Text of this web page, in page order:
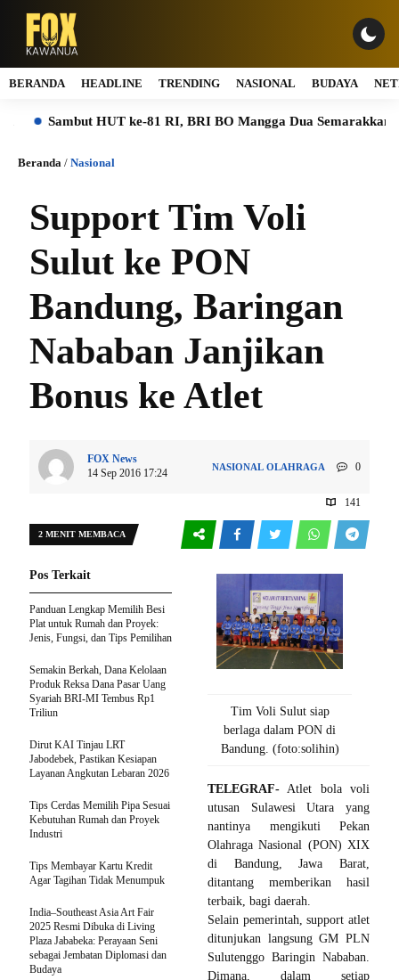
BERANDA HEADLINE TRENDING NASIONAL BUDAYA
Sambut HUT ke-81 RI, BRI BO Mangga Dua Semarakkan
Beranda / Nasional
Support Tim Voli
Sulut ke PON
Bandung, Baringan
Nababan Janjikan
Bonus ke Atlet
FOX News
14 Sep 2016 17:24
NASIONAL OLAHRAGA 0
141
2 MENIT MEMBACA
Tim Voli Sulut siap
berlaga dalam PON di
Bandung. (foto:solihin)
TELEGRAF- Atlet bola voli
utusan Sulawesi Utara yang
nantinya mengikuti Pekan
Olahraga Nasional (PON) XIX
di Bandung, Jawa Barat,
ditantang memberikan hasil
terbaik, bagi daerah.
Selain pemerintah, support atlet
ditunjukan langsung GM PLN
Sulutenggo Baringin Nababan.
Dimana, dalam setiap
Pos Terkait
Panduan Lengkap Memilih Besi
Plat untuk Rumah dan Proyek:
Jenis, Fungsi, dan Tips Pemilihan
Semakin Berkah, Dana Kelolaan
Produk Reksa Dana Pasar Uang
Syariah BRI-MI Tembus Rp1
Triliun
Dirut KAI Tinjau LRT
Jabodebek, Pastikan Kesiapan
Layanan Angkutan Lebaran 2026
Tips Cerdas Memilih Pipa Sesuai
Kebutuhan Rumah dan Proyek
Industri
Tips Membayar Kartu Kredit
Agar Tagihan Tidak Menumpuk
India–Southeast Asia Art Fair
2025 Resmi Dibuka di Living
Plaza Jababeka: Perayaan Seni
sebagai Jembatan Diplomasi dan
Budaya